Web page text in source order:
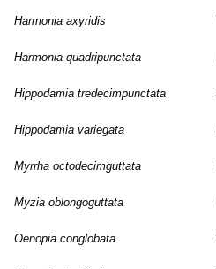
Harmonia axyridis
Harmonia quadripunctata
Hippodamia tredecimpunctata
Hippodamia variegata
Myrrha octodecimguttata
Myzia oblongoguttata
Oenopia conglobata